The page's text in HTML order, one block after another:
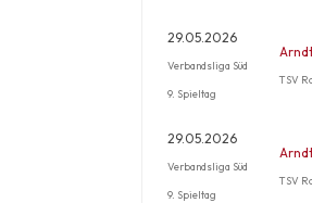
29.05.2026
Verbandsliga Süd
9. Spieltag
TSV
29.05.2026
Verbandsliga Süd
9. Spieltag
TSV